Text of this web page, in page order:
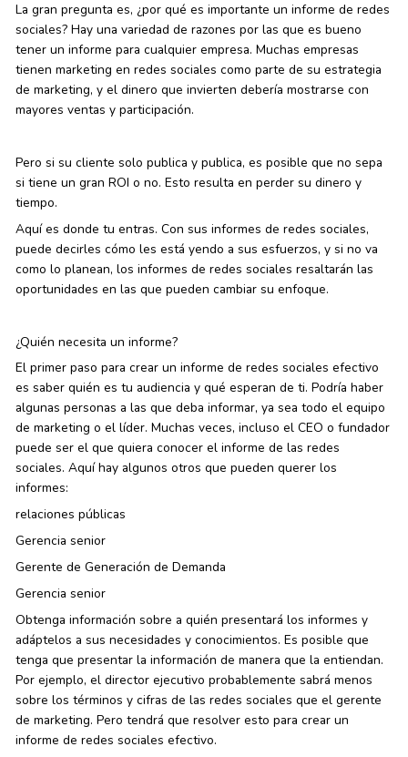
La gran pregunta es, ¿por qué es importante un informe de redes
sociales? Hay una variedad de razones por las que es bueno
tener un informe para cualquier empresa. Muchas empresas
tienen marketing en redes sociales como parte de su estrategia
de marketing, y el dinero que invierten debería mostrarse con
mayores ventas y participación.
Pero si su cliente solo publica y publica, es posible que no sepa
si tiene un gran ROI o no. Esto resulta en perder su dinero y
tiempo.
Aquí es donde tu entras. Con sus informes de redes sociales,
puede decirles cómo les está yendo a sus esfuerzos, y si no va
como lo planean, los informes de redes sociales resaltarán las
oportunidades en las que pueden cambiar su enfoque.
¿Quién necesita un informe?
El primer paso para crear un informe de redes sociales efectivo
es saber quién es tu audiencia y qué esperan de ti. Podría haber
algunas personas a las que deba informar, ya sea todo el equipo
de marketing o el líder. Muchas veces, incluso el CEO o fundador
puede ser el que quiera conocer el informe de las redes
sociales. Aquí hay algunos otros que pueden querer los
informes:
relaciones públicas
Gerencia senior
Gerente de Generación de Demanda
Gerencia senior
Obtenga información sobre a quién presentará los informes y
adáptelos a sus necesidades y conocimientos. Es posible que
tenga que presentar la información de manera que la entiendan.
Por ejemplo, el director ejecutivo probablemente sabrá menos
sobre los términos y cifras de las redes sociales que el gerente
de marketing. Pero tendrá que resolver esto para crear un
informe de redes sociales efectivo.